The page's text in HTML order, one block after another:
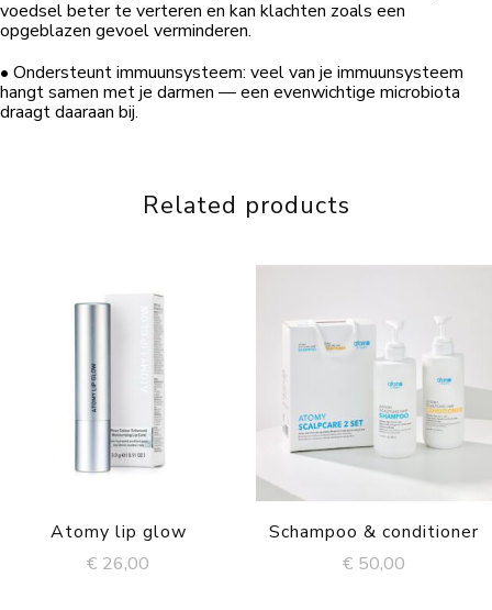
voedsel beter te verteren en kan klachten zoals een
opgeblazen gevoel verminderen.
• Ondersteunt immuunsysteem: veel van je immuunsysteem
hangt samen met je darmen — een evenwichtige microbiota
draagt daaraan bij.
Related products
Atomy lip glow
€ 26,00
Schampoo & conditioner
€ 50,00